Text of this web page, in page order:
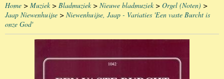
Home > Muziek> Bladmuziek> Nieuwe bladmuziek> Orgel (Noten) >
Jaap Niewenhuijse > Niewenhuijse, Jaap - Variaties 'Een vaste Burcht is
onze God'